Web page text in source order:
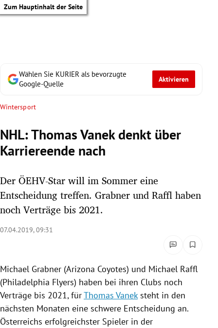
Zum Hauptinhalt der Seite
Untermenü
Untermenü
Untermenü
Untermenü
Untermenü
Wählen Sie KURIER als bevorzugte
Google-Quelle
Aktivieren
Wintersport
NHL: Thomas Vanek denkt über
Karriereende nach
Der ÖEHV-Star will im Sommer eine
Entscheidung treffen. Grabner und Raffl haben
noch Verträge bis 2021.
07.04.2019, 09:31
Michael Grabner (Arizona Coyotes) und Michael Raffl
(Philadelphia Flyers) haben bei ihren Clubs noch
Verträge bis 2021, fürThomas Vanek steht in den
nächsten Monaten eine schwere Entscheidung an.
Österreichs erfolgreichster Spieler in der